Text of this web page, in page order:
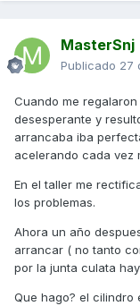
MasterSnj
Publicado 27
Cuando me
desesperante y
arrancaba iba
acelerando cada vez
En el taller me
los problemas.
Ahora un año
arrancar ( no tanto
por la junta culata
Que hago? el cilindro